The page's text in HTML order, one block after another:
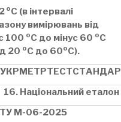
оС (в інтервалі
вимірювань від
100 оС до мінус 60 оС
20 оС до 60оС).
16. Національний
М-06-2025